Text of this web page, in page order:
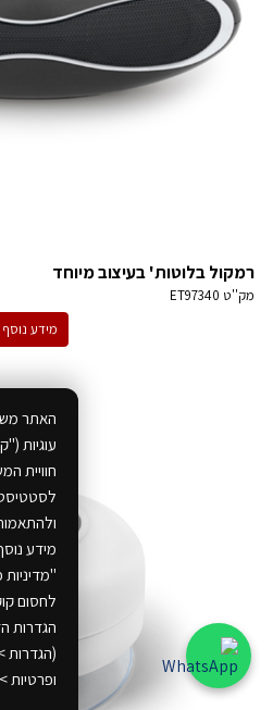
רמקול בלוטות' בעיצוב מיוחד
מק''ט ET97340
מידע נוסף
האתר
עוגיות
חוויית
מידע
"מדיניות
לחסום
הגדרות
ופרטיות